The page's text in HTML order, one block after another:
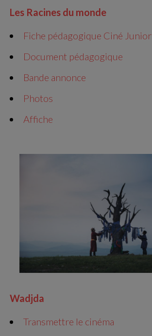
Les Racines du monde
Fiche pédagogique Ciné Junior
Document pédagogique
Bande annonce
Photos
Affiche
Wadjda
Transmettre le cinéma